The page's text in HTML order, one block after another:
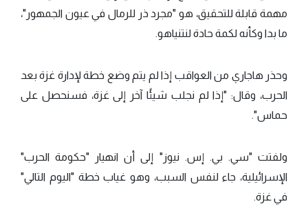
مهمة قابلة للتحقيق، هو "مجرد ذر للرمال في عيون الجمهور"،
ما بدا وكأنه لكمة حادة لنتنياهو.
وحذر هاجاري من العواقب إذا لم يتم وضع خطة لإدارة غزة بعد
الحرب، وقال: "إذا لم نجلب شيئًا آخر إلى غزة، فسنحصل على
حماس".
ولفتت "سي. بي. إس. نيوز" إلى أن انهيار "حكومة الحرب"
الإسرائيلية، جاء لنفس السبب، وهو غياب خطة "اليوم التالي"
في غزة.